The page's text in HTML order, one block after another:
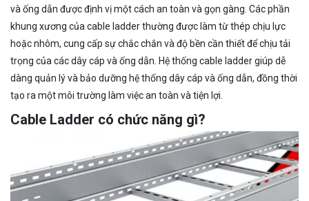
và ống dẫn được định vị một cách an toàn và gọn gàng. Các phần
khung xương của cable ladder thường được làm từ thép chịu lực
hoặc nhôm, cung cấp sự chắc chắn và độ bền cần thiết để chịu tải
trọng của các dây cáp và ống dẫn. Hệ thống cable ladder giúp dễ
dàng quản lý và bảo dưỡng hệ thống dây cáp và ống dẫn, đồng thời
tạo ra một môi trường làm việc an toàn và tiện lợi.
Cable Ladder có chức năng gì?